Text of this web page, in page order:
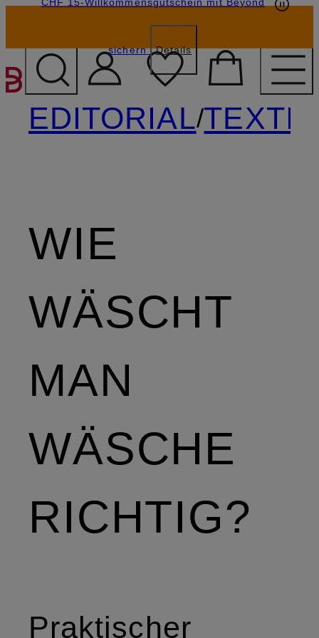
ZUM HAUPTINHALT
sichern Details
EDITORIAL/
WIE
WÄSCHT
MAN
WÄSCHE
RICHTIG?
Praktischer